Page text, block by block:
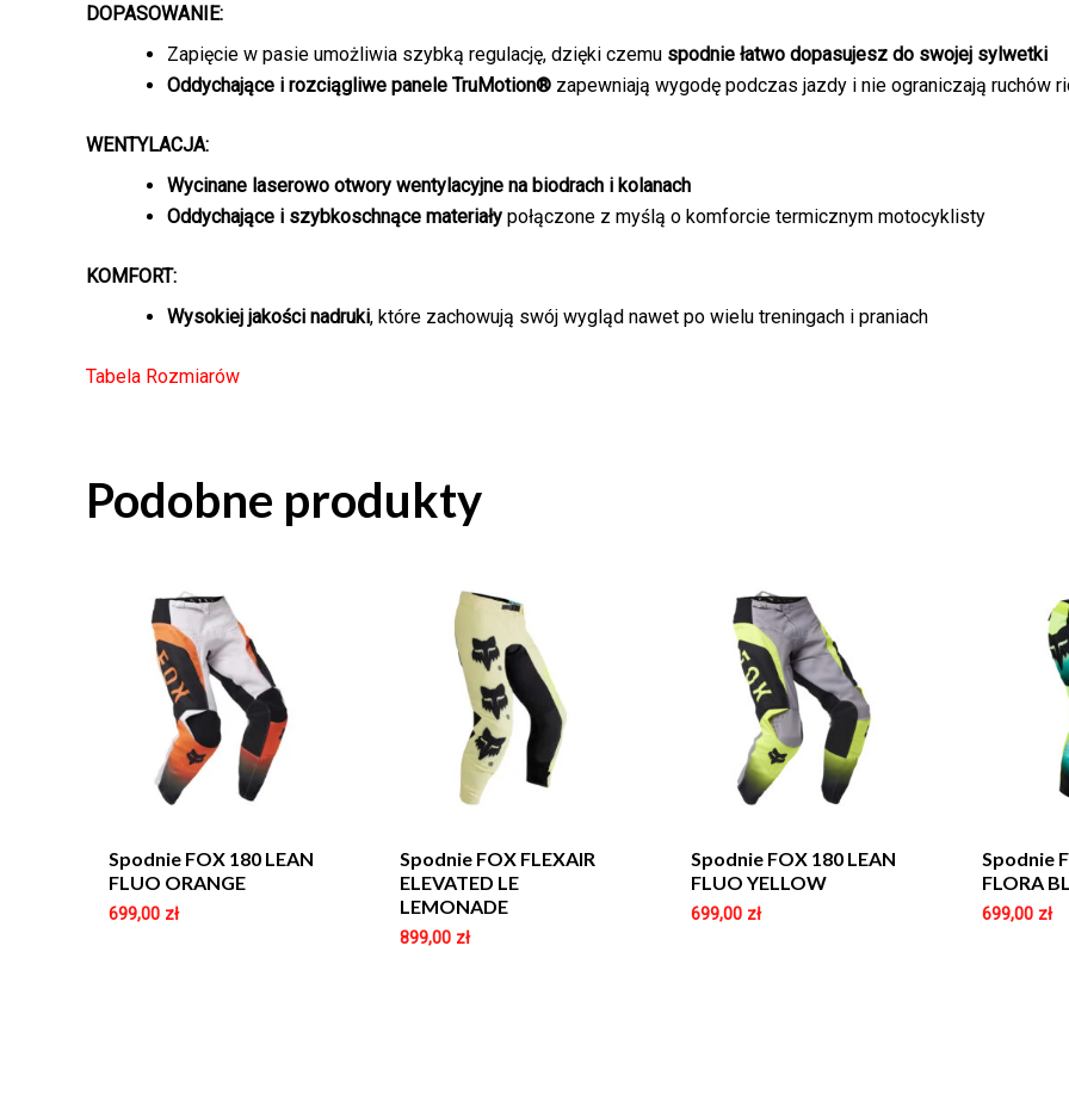
DOPASOWANIE:
Zapięcie w pasie umożliwia szybką regulację, dzięki czemu spodnie łatwo dopasujesz do swojej sylwetki
Oddychające i rozciągliwe panele TruMotion® zapewniają wygodę podczas jazdy i nie ograniczają ruchów
WENTYLACJA:
Wycinane laserowo otwory wentylacyjne na biodrach i kolanach
Oddychające i szybkoschnące materiały połączone z myślą o komforcie termicznym motocyklisty
KOMFORT:
Wysokiej jakości nadruki, które zachowują swój wygląd nawet po wielu treningach i praniach
Tabela Rozmiarów
Podobne produkty
Spodnie FOX 180 LEAN
FLUO ORANGE
699,00 zł
Spodnie FOX FLEXAIR
ELEVATED LE
LEMONADE
899,00 zł
Spodnie FOX 180 LEAN
FLUO YELLOW
699,00 zł
Spodnie
FLORA
699,00 zł